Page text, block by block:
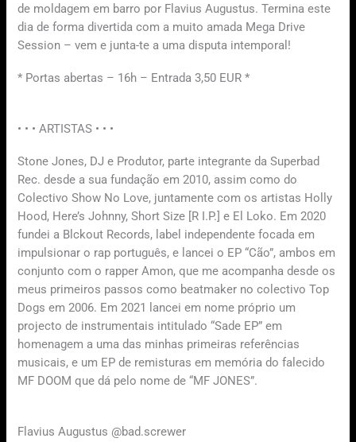
de moldagem em barro por Flavius Augustus. Termina este
dia de forma divertida com a muito amada Mega Drive
Session – vem e junta-te a uma disputa intemporal!
* Portas abertas – 16h – Entrada 3,50 EUR *
• • • ARTISTAS • • •
Stone Jones, DJ e Produtor, parte integrante da Superbad
Rec. desde a sua fundação em 2010, assim como do
Colectivo Show No Love, juntamente com os artistas Holly
Hood, Here’s Johnny, Short Size [R I.P.] e El Loko. Em 2020
fundei a Blckout Records, label independente focada em
impulsionar o rap português, e lancei o EP “Cão”, ambos em
conjunto com o rapper Amon, que me acompanha desde os
meus primeiros passos como beatmaker no colectivo Top
Dogs em 2006. Em 2021 lancei em nome próprio um
projecto de instrumentais intitulado “Sade EP” em
homenagem a uma das minhas primeiras referências
musicais, e um EP de remisturas em memória do falecido
MF DOOM que dá pelo nome de “MF JONES”.
Flavius Augustus @bad.screwer